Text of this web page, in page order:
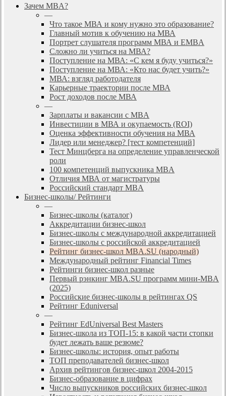
search
Menu
Зачем MBA?
—
Что такое МВА и кому нужно это образование?
Главный мотив к обучению на МВА
Портрет слушателя программ МВА и EMBA
Сложно ли учиться на МВА?
Поступление на МВА: «С кем я буду учиться?»
Поступление на МВА: «Кто нас будет учить?»
МВА: взгляд работодателя
Карьерные траектории после МВА
Рост доходов после МВА
—
Зарплаты и вакансии с MBA
Инвестиции в МВА и окупаемость (ROI)
Оценка эффективности обучения на МВА
Лидер или менеджер? [тест компетенций]
Тест Минцберга на определение управленческой
роли
100 компетенций выпускника MBA
Отличия МВА от магистратуры
Российский стандарт MBA
Бизнес-школы/ Рейтинги
—
Бизнес-школы (каталог)
Аккредитации бизнес-школ
Бизнес-школы с международной аккредитацией
Бизнес-школы с российской аккредитацией
Рейтинг бизнес-школ MBA.SU (народный)
Международный рейтинг Financial Times
Рейтинги бизнес-школ разные
Первый рэнкинг MBA.SU программ мини-MBA
(2025)
Российские бизнес-школы в рейтингах QS
Рейтинг Eduniversal
—
Рейтинг EdUniversal Best Masters
Бизнес-школа из ТОП-15: в какой части стопки
будет лежать ваше резюме?
Бизнес-школы: история, опыт работы
ТОП преподавателей бизнес-школ
Архив рейтингов бизнес-школ 2004-2015
Бизнес-образование в цифрах
Число выпускников российских бизнес-школ